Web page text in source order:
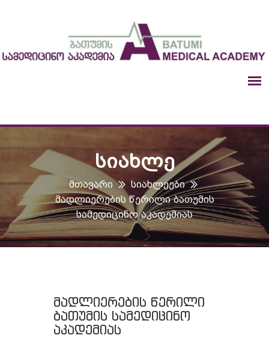
ᲡᲘᲐᲮᲚᲔ
Მთავარი
Სიახლეები
Მადლიერების Წერილი Ბათუმის
Სამედიცინო Აკადემიას
მადლიერების წერილი
ბათუმის სამედიცინო
აკადემიას